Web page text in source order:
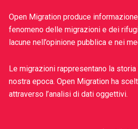
Open Migration produce
fenomeno delle migrazioni e dei
lacune nell’opinione pubblica e nei
Le migrazioni rappresentano la
nostra epoca. Open Migration ha
attraverso l’analisi di dati oggettivi.